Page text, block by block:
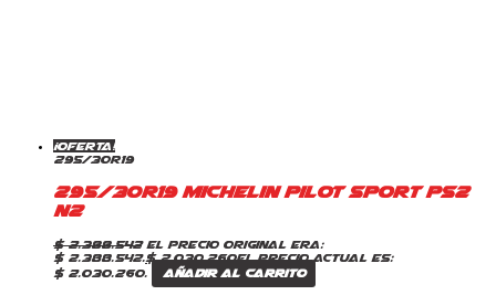
¡Oferta!
295/30R19
295/30R19 Michelin Pilot Sport PS2
N2
$2.388.542 El precio original era:
$ 2.388.542.$2.030.260El precio actual es:
$ 2.030.260.
Añadir al carrito